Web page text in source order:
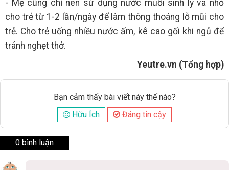
- Mẹ cũng chỉ nên sử dụng nước muối sinh lý và nhỏ
cho trẻ từ 1-2 lần/ngày để làm thông thoáng lỗ mũi cho
trẻ. Cho trẻ uống nhiều nước ấm, kê cao gối khi ngủ để
tránh nghẹt thở.
Yeutre.vn (Tổng hợp)
Bạn cảm thấy bài viết này thế nào?
Hữu Ích
Đáng tin cậy
0 bình luận